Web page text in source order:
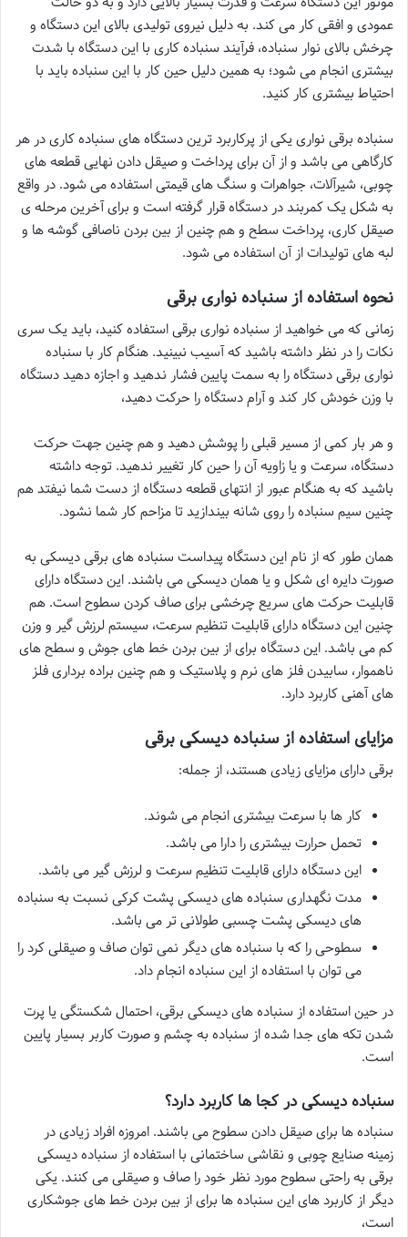
عمودی و افقی کار می کند. به دلیل نیروی تولیدی بالای این دستگاه و
چرخش بالای نوار سنباده، فرآیند سنباده کاری با این دستگاه با شدت
بیشتری انجام می شود؛ به همین دلیل حین کار با این سنباده باید با
احتیاط بیشتری کار کنید.
سنباده برقی نواری یکی از پرکاربرد ترین دستگاه های سنباده کاری در هر
کارگاهی می باشد و از آن برای پرداخت و صیقل دادن نهایی قطعه های
چوبی، شیرآلات، جواهرات و سنگ های قیمتی استفاده می شود. در واقع
به شکل یک کمربند در دستگاه قرار گرفته است و برای آخرین مرحله ی
صیقل کاری، پرداخت سطح و هم چنین از بین بردن ناصافی گوشه ها و
لبه های تولیدات از آن استفاده می شود.
نحوه استفاده از سنباده نواری برقی
زمانی که می خواهید از سنباده نواری برقی استفاده کنید، باید یک سری
نکات را در نظر داشته باشید که آسیب نبینید. هنگام کار با سنباده
نواری برقی دستگاه را به سمت پایین فشار ندهید و اجازه دهید دستگاه
با وزن خودش کار کند و آرام دستگاه را حرکت دهید،
و هر بار کمی از مسیر قبلی را پوشش دهید و هم چنین جهت حرکت
دستگاه، سرعت و یا زاویه آن را حین کار تغییر ندهید. توجه داشته
باشید که به هنگام عبور از انتهای قطعه دستگاه از دست شما نیفتد هم
چنین سیم سنباده را روی شانه بیندازید تا مزاحم کار شما نشود.
همان طور که از نام این دستگاه پیداست سنباده های برقی دیسکی به
صورت دایره ای شکل و یا همان دیسکی می باشند. این دستگاه دارای
قابلیت حرکت های سریع چرخشی برای صاف کردن سطوح است. هم
چنین این دستگاه دارای قابلیت تنظیم سرعت، سیستم لرزش گیر و وزن
کم می باشد. این دستگاه برای از بین بردن خط های جوش و سطح های
ناهموار، سابیدن فلز های نرم و پلاستیک و هم چنین براده برداری فلز
های آهنی کاربرد دارد.
مزایای استفاده از سنباده دیسکی برقی
برقی دارای مزایای زیادی هستند، از جمله:
کار ها با سرعت بیشتری انجام می شوند.
تحمل حرارت بیشتری را دارا می باشد.
این دستگاه دارای قابلیت تنظیم سرعت و لرزش گیر می باشد.
مدت نگهداری سنباده های دیسکی پشت کرکی نسبت به سنباده
های دیسکی پشت چسبی طولانی تر می باشد.
سطوحی را که با سنباده های دیگر نمی توان صاف و صیقلی کرد را
می توان با استفاده از این سنباده انجام داد.
در حین استفاده از سنباده های دیسکی برقی، احتمال شکستگی یا پرت
شدن تکه های جدا شده از سنباده به چشم و صورت کاربر بسیار پایین
است.
سنباده دیسکی در کجا ها کاربرد دارد؟
سنباده ها برای صیقل دادن سطوح می باشند. امروزه افراد زیادی در
زمینه صنایع چوبی و نقاشی ساختمانی با استفاده از سنباده دیسکی
برقی به راحتی سطوح مورد نظر خود را صاف و صیقلی می کنند. یکی
دیگر از کاربرد های این سنباده ها برای از بین بردن خط های جوشکاری
است،